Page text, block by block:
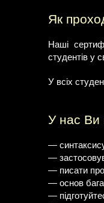
Як
Наші
студентів у
У всіх
У нас Ви
—
—
— писати
— основ
—